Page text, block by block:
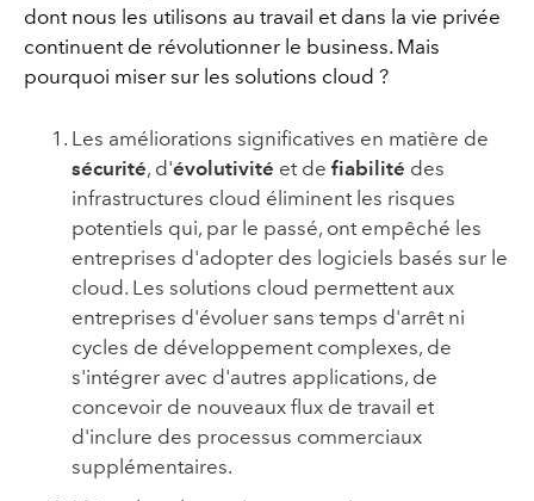
dont nous les utilisons au travail et dans la vie privée
continuent de révolutionner le business. Mais
pourquoi miser sur les solutions cloud ?
Les améliorations significatives en matière de
sécurité, d'évolutivité et de fiabilité des
infrastructures cloud éliminent les risques
potentiels qui, par le passé, ont empêché les
entreprises d'adopter des logiciels basés sur le
cloud. Les solutions cloud permettent aux
entreprises d'évoluer sans temps d'arrêt ni
cycles de développement complexes, de
s'intégrer avec d'autres applications, de
concevoir de nouveaux flux de travail et
d'inclure des processus commerciaux
supplémentaires.